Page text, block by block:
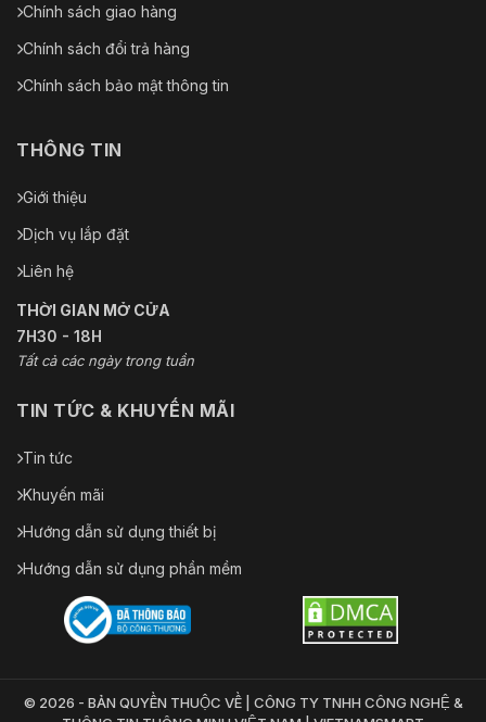
Chính sách giao hàng
Chính sách đổi trả hàng
Chính sách bảo mật thông tin
THÔNG TIN
Giới thiệu
Dịch vụ lắp đặt
Liên hệ
THỜI GIAN MỞ CỬA
7H30 - 18H
Tất cả các ngày trong tuần
TIN TỨC & KHUYẾN MÃI
Tin tức
Khuyến mãi
Hướng dẫn sử dụng thiết bị
Hướng dẫn sử dụng phần mềm
© 2026 - BẢN QUYỀN THUỘC VỀ | CÔNG TY TNHH CÔNG NGHỆ &